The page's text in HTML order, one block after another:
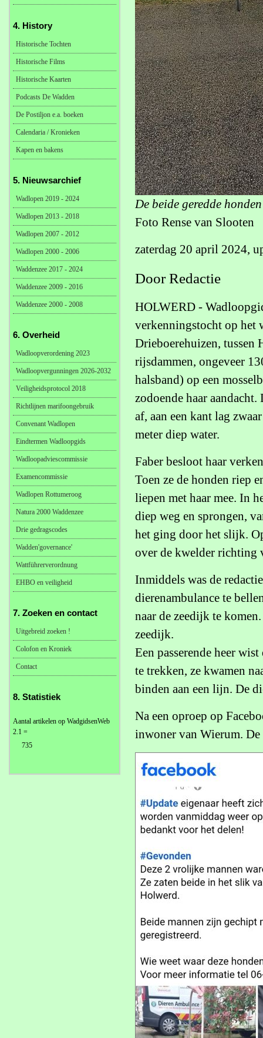
De beide geredde
Foto Rense van Slooten
zaterdag 20 april 2024,
Door Redactie
HOLWERD -
verkenningstocht op het
Drieboerehuizen, tussen
rijsdammen, ongeveer
halsband) op een
zodoende haar
af, aan een kant lag
meter diep water.
Faber besloot haar
Toen ze de honden riep
liepen met haar mee. In
diep weg en sprongen,
het ging door het slijk.
over de kwelder richting
Inmiddels was de
dierenambulance te
naar de zeedijk te
zeedijk.
Een passerende heer
te trekken, ze kwamen
binden aan een lijn. De
Na een oproep op
inwoner van Wierum.
4. History
Historische Tochten
Historische Films
Historische Kaarten
Podcasts De Wadden
De Postiljon e.a. boeken
Calendaria / Kronieken
Kapen en bakens
5. Nieuwsarchief
Wadlopen 2019 - 2024
Wadlopen 2013 - 2018
Wadlopen 2007 - 2012
Wadlopen 2000 - 2006
Waddenzee 2017 - 2024
Waddenzee 2009 - 2016
Waddenzee 2000 - 2008
6. Overheid
Wadloopverordening 2023
Wadloopvergunningen 2026-2032
Veiligheidsprotocol 2018
Richtlijnen marifoongebruik
Convenant Wadlopen
Eindtermen Wadloopgids
Wadloopadviescommissie
Examencommissie
Wadlopen Rottumeroog
Natura 2000 Waddenzee
Drie gedragscodes
Wadden'governance'
Wattführerverordnung
EHBO en veiligheid
7. Zoeken en contact
Uitgebreid zoeken !
Colofon en Kroniek
Contact
8. Statistiek
Aantal artikelen op WadgidsenWeb
2.1 =
735